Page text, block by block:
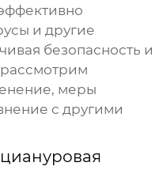
и другие
безопасность и
рассмотрим
меры
с другими